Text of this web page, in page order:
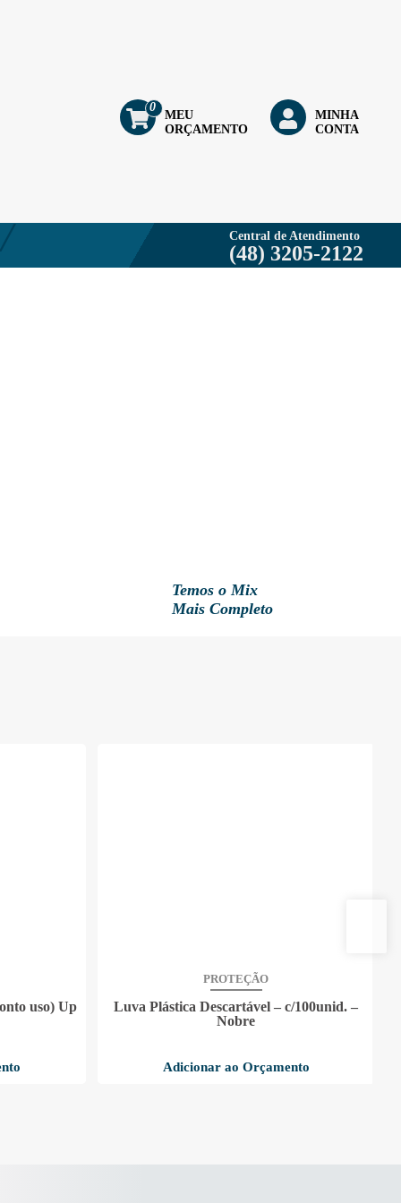
MEU
ORÇAMENTO
0
MINHA
CONTA
Central de Atendimento
(48) 3205-2122
Temos o Mix
Mais Completo
uso) Up
PROTEÇÃO
Luva Plástica Descartável – c/100unid. –
Nobre
Adicionar ao Orçamento